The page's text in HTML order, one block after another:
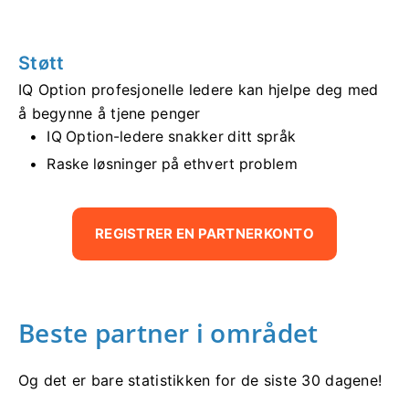
Støtt
IQ Option profesjonelle ledere kan hjelpe deg med
å begynne å tjene penger
IQ Option-ledere snakker ditt språk
Raske løsninger på ethvert problem
REGISTRER EN PARTNERKONTO
Beste partner i området
Og det er bare statistikken for de siste 30 dagene!